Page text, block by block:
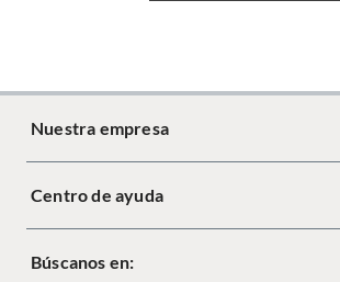
Nuestra empresa
Acerca de Crate
Centro de ayuda
Cambios y devoluciones
Búscanos en: